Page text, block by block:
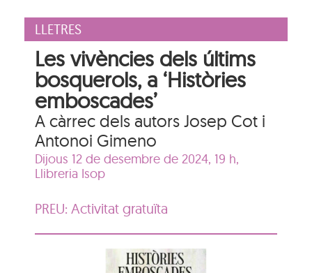
LLETRES
Les vivències dels últims
bosquerols, a ‘Històries
emboscades’
A càrrec dels autors Josep Cot i
Antonoi Gimeno
Dijous 12 de desembre de 2024, 19 h,
Llibreria Isop
PREU: Activitat gratuïta